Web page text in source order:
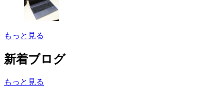
もっと見る
新着ブログ
もっと見る